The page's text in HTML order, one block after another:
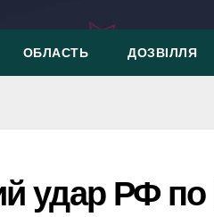
ОБЛАСТЬ ДОЗВІЛЛЯ
удар РФ